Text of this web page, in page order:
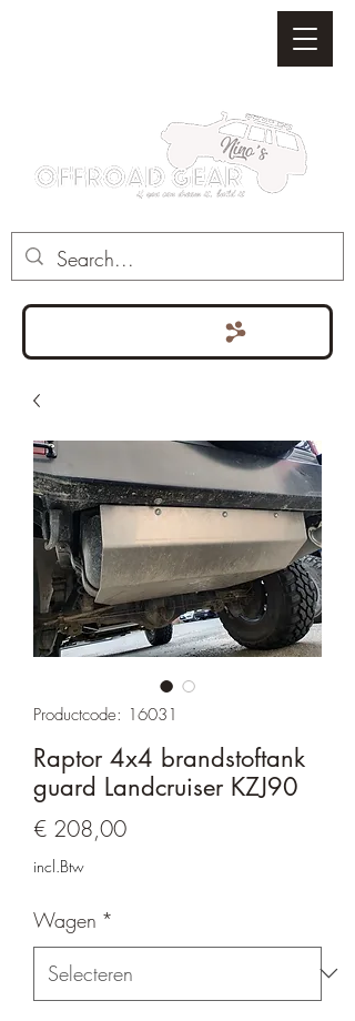
Productcode: 16031
Raptor 4x4 brandstoftank
guard Landcruiser KZJ90
€ 208,00Prijs
incl.Btw
Wagen *